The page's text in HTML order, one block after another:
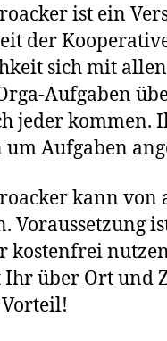
ist ein
der
sich mit
Aufgaben
jeder kommen.
um Aufgaben
kann
Voraussetzung
kostenfrei
Ihr über Ort und